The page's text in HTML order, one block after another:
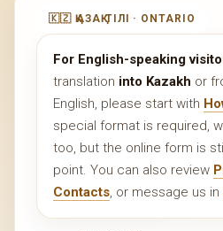
🇰🇿 ҚАЗАҚ ТІЛІ · ONTARIO
For English-speaking
translation into Kazakh or
English, please start with
special format is required,
too, but the online form is
point. You can also review
Contacts, or message us in